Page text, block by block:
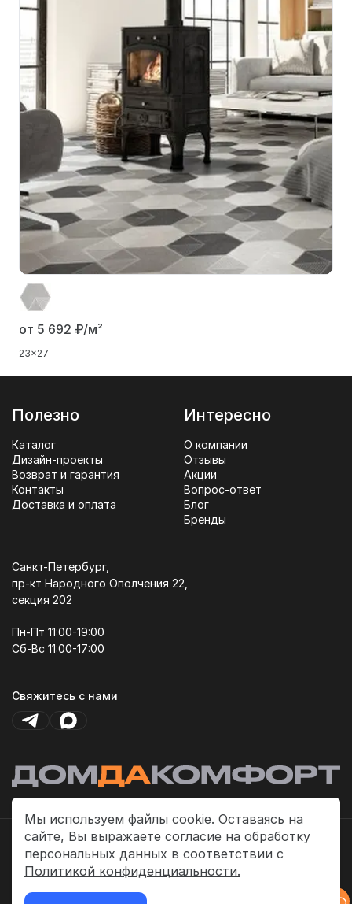
Мы используем файлы cookie. Оставаясь на
сайте, Вы выражаете согласие на обработку
персональных данных в соответствии с
Политикой конфиденциальности.
от 5 692 ₽/м²
23x27
Полезно
Каталог
Дизайн-проекты
Возврат и гарантия
Контакты
Доставка и оплата
Интересно
О компании
Отзывы
Акции
Вопрос-ответ
Блог
Бренды
Санкт-Петербург,
пр-кт Народного Ополчения 22,
секция 202
Пн-Пт 11:00-19:00
Сб-Вс 11:00-17:00
Свяжитесь с нами
Политика платежей
Политика конфиденциальности